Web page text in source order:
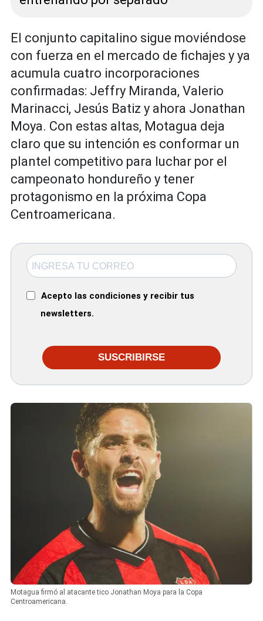
El conjunto capitalino sigue moviéndose
con fuerza en el mercado de fichajes y ya
acumula cuatro incorporaciones
confirmadas: Jeffry Miranda, Valerio
Marinacci, Jesús Batiz y ahora Jonathan
Moya. Con estas altas, Motagua deja
claro que su intención es conformar un
plantel competitivo para luchar por el
campeonato hondureño y tener
protagonismo en la próxima Copa
Centroamericana.
Acepto las condiciones y recibir tus
newsletters.
SUSCRIBIRSE
Motagua firmó al atacante tico Jonathan Moya para la Copa
Centroamericana.